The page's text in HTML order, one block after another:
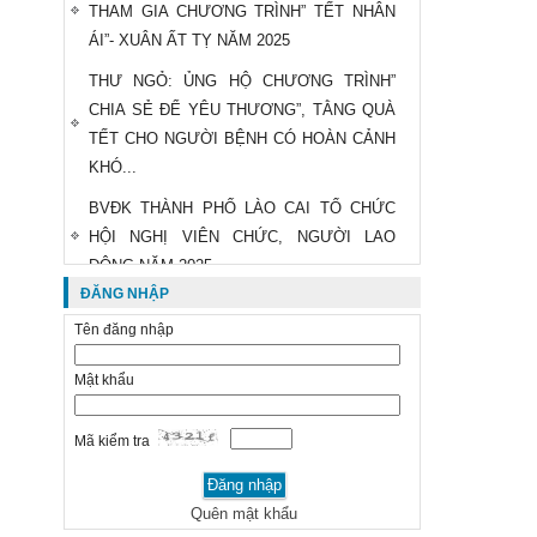
THAM GIA CHƯƠNG TRÌNH” TẾT NHÂN
ÁI”- XUÂN ẤT TỴ NĂM 2025
THƯ NGỎ: ỦNG HỘ CHƯƠNG TRÌNH”
CHIA SẺ ĐỂ YÊU THƯƠNG”, TẰNG QUÀ
TẾT CHO NGƯỜI BỆNH CÓ HOÀN CẢNH
KHÓ...
BVĐK THÀNH PHỐ LÀO CAI TỔ CHỨC
HỘI NGHỊ VIÊN CHỨC, NGƯỜI LAO
ĐỘNG NĂM 2025
THÔNG BÁO THAY ĐỔI GIÁ DỊCH VỤ
KHÁM CHỮA BỆNH
HỘI CHỮ THẬP ĐỎ Y TẾ THÀNH PHỐ:
DẶC BIỆT KHÓ KHĂN
KHÁM SỨC KHOẺ ĐỊNH KỲ CHO CÁN BỘ
THUỘC DIỆN BAN THƯỜNG VỤ QUẢN LÝ
ĐỢT II VÀ ĐẢNG VIÊN HUY HIỆU 30...
ĐĂNG NHẬP
Tên đăng nhập
Mật khẩu
Mã kiểm tra
Quên mật khẩu